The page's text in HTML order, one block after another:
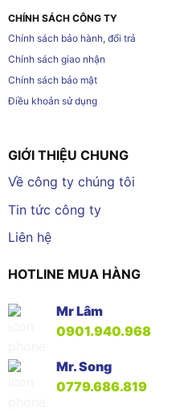
CHÍNH SÁCH CÔNG TY
Chính sách bảo hành, đổi trả
Chính sách giao nhận
Chính sách bảo mật
Điều khoản sử dụng
GIỚI THIỆU CHUNG
Về công ty chúng tôi
Tin tức công ty
Liên hệ
HOTLINE MUA HÀNG
Mr Lâm
0901.940.968
Mr. Song
0779.686.819